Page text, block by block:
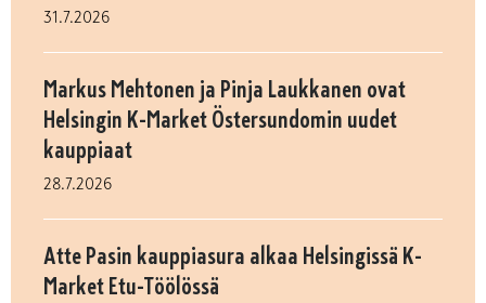
31.7.2026
Markus Mehtonen ja Pinja Laukkanen ovat
Helsingin K-Market Östersundomin uudet
kauppiaat
28.7.2026
Atte Pasin kauppiasura alkaa Helsingissä K-
Market Etu-Töölössä